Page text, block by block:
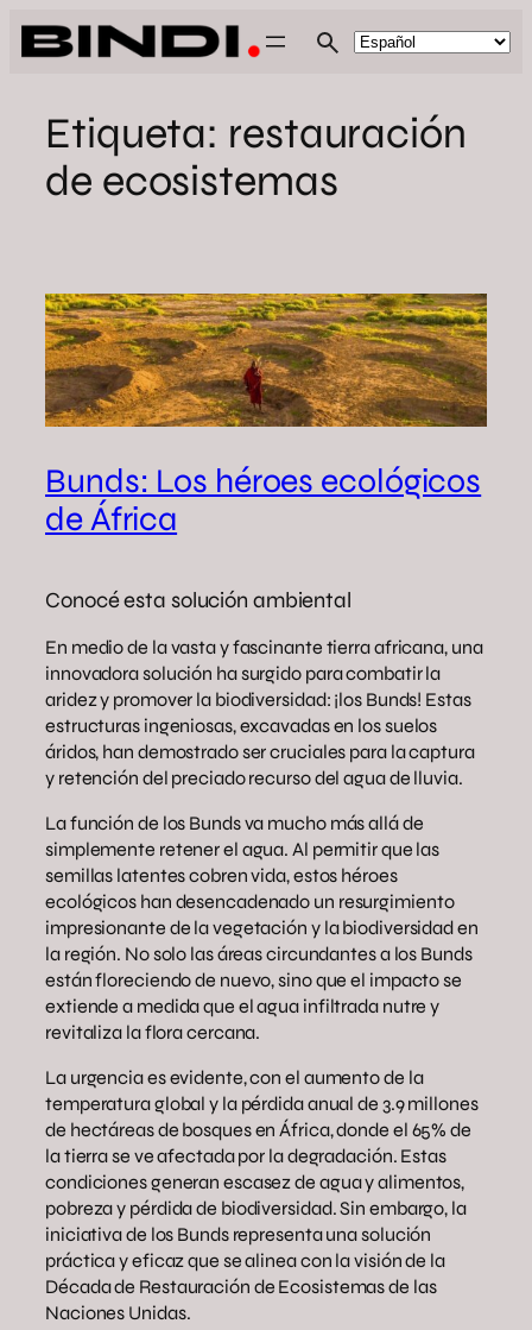
Saltar
al
Etiqueta: restauración
de ecosistemas
Bunds: Los héroes ecológicos
de África
Conocé esta solución ambiental
En medio de la vasta y fascinante tierra africana, una
innovadora solución ha surgido para combatir la
aridez y promover la biodiversidad: ¡los Bunds! Estas
estructuras ingeniosas, excavadas en los suelos
áridos, han demostrado ser cruciales para la captura
y retención del preciado recurso del agua de lluvia.
La función de los Bunds va mucho más allá de
simplemente retener el agua. Al permitir que las
semillas latentes cobren vida, estos héroes
ecológicos han desencadenado un resurgimiento
impresionante de la vegetación y la biodiversidad en
la región. No solo las áreas circundantes a los Bunds
están floreciendo de nuevo, sino que el impacto se
extiende a medida que el agua infiltrada nutre y
revitaliza la flora cercana.
La urgencia es evidente, con el aumento de la
temperatura global y la pérdida anual de 3.9 millones
de hectáreas de bosques en África, donde el 65% de
la tierra se ve afectada por la degradación. Estas
condiciones generan escasez de agua y alimentos,
pobreza y pérdida de biodiversidad. Sin embargo, la
iniciativa de los Bunds representa una solución
práctica y eficaz que se alinea con la visión de la
Década de Restauración de Ecosistemas de las
Naciones Unidas.